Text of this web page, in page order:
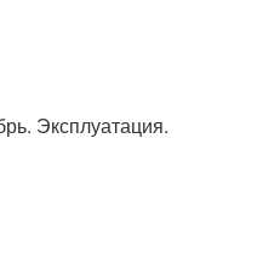
Эксплуатация.